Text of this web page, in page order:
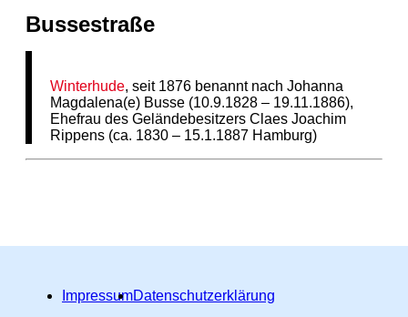
Bussestraße
Winterhude, seit 1876 benannt nach Johanna
Magdalena(e) Busse (10.9.1828 – 19.11.1886),
Ehefrau des Geländebesitzers Claes Joachim
Rippens (ca. 1830 – 15.1.1887 Hamburg)
ImpressumDatenschutzerklärung